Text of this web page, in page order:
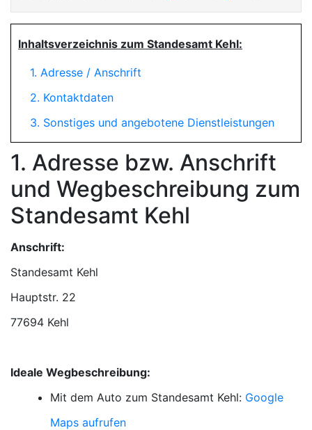
Inhaltsverzeichnis zum Standesamt Kehl:
1. Adresse / Anschrift
2. Kontaktdaten
3. Sonstiges und angebotene Dienstleistungen
1. Adresse bzw. Anschrift
und Wegbeschreibung zum
Standesamt Kehl
Anschrift:
Standesamt Kehl
77694 Kehl
Ideale Wegbeschreibung:
Mit dem Auto zum Standesamt Kehl: Google
Maps aufrufen